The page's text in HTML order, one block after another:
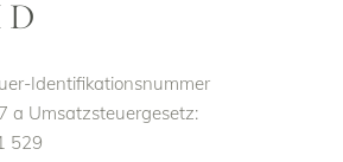
Identifikationsnummer
a Umsatzsteuergesetz:
529